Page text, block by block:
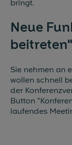
bringt.
Neue
Sie nehmen an
wollen schnell
der
Button
laufendes